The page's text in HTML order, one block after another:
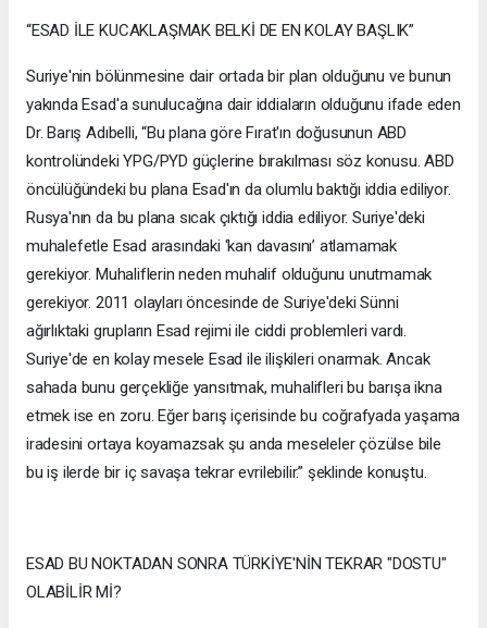
“ESAD İLE KUCAKLAŞMAK BELKİ DE EN KOLAY BAŞLIK”
Suriye'nin bölünmesine dair ortada bir plan olduğunu ve bunun
yakında Esad'a sunulucağına dair iddiaların olduğunu ifade eden
Dr. Barış Adıbelli, “Bu plana göre Fırat'ın doğusunun ABD
kontrolündeki YPG/PYD güçlerine bırakılması söz konusu. ABD
öncülüğündeki bu plana Esad'ın da olumlu baktığı iddia ediliyor.
Rusya'nın da bu plana sıcak çıktığı iddia ediliyor. Suriye'deki
muhalefetle Esad arasındaki ‘kan davasını’ atlamamak
gerekiyor. Muhaliflerin neden muhalif olduğunu unutmamak
gerekiyor. 2011 olayları öncesinde de Suriye'deki Sünni
ağırlıktaki grupların Esad rejimi ile ciddi problemleri vardı.
Suriye'de en kolay mesele Esad ile ilişkileri onarmak. Ancak
sahada bunu gerçekliğe yansıtmak, muhalifleri bu barışa ikna
etmek ise en zoru. Eğer barış içerisinde bu coğrafyada yaşama
iradesini ortaya koyamazsak şu anda meseleler çözülse bile
bu iş ilerde bir iç savaşa tekrar evrilebilir.” şeklinde konuştu.
ESAD BU NOKTADAN SONRA TÜRKİYE'NİN TEKRAR "DOSTU"
OLABİLİR Mİ?